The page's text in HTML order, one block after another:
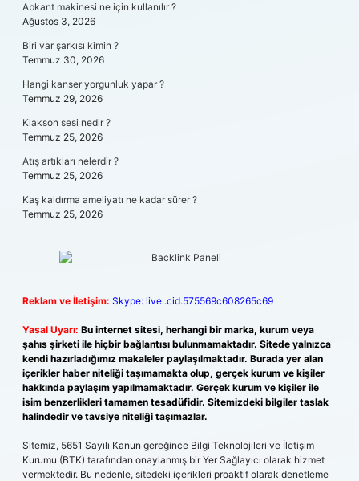
Abkant makinesi ne için kullanılır ?
Ağustos 3, 2026
Biri var şarkısı kimin ?
Temmuz 30, 2026
Hangi kanser yorgunluk yapar ?
Temmuz 29, 2026
Klakson sesi nedir ?
Temmuz 25, 2026
Atış artıkları nelerdir ?
Temmuz 25, 2026
Kaş kaldırma ameliyatı ne kadar sürer ?
Temmuz 25, 2026
Reklam ve İletişim: Skype: live:.cid.575569c608265c69
Yasal Uyarı: Bu internet sitesi, herhangi bir marka, kurum veya
şahıs şirketi ile hiçbir bağlantısı bulunmamaktadır. Sitede yalnızca
kendi hazırladığımız makaleler paylaşılmaktadır. Burada yer alan
içerikler haber niteliği taşımamakta olup, gerçek kurum ve kişiler
hakkında paylaşım yapılmamaktadır. Gerçek kurum ve kişiler ile
isim benzerlikleri tamamen tesadüfidir. Sitemizdeki bilgiler taslak
halindedir ve tavsiye niteliği taşımazlar.
Sitemiz, 5651 Sayılı Kanun gereğince Bilgi Teknolojileri ve İletişim
Kurumu (BTK) tarafından onaylanmış bir Yer Sağlayıcı olarak hizmet
vermektedir. Bu nedenle, sitedeki içerikleri proaktif olarak denetleme